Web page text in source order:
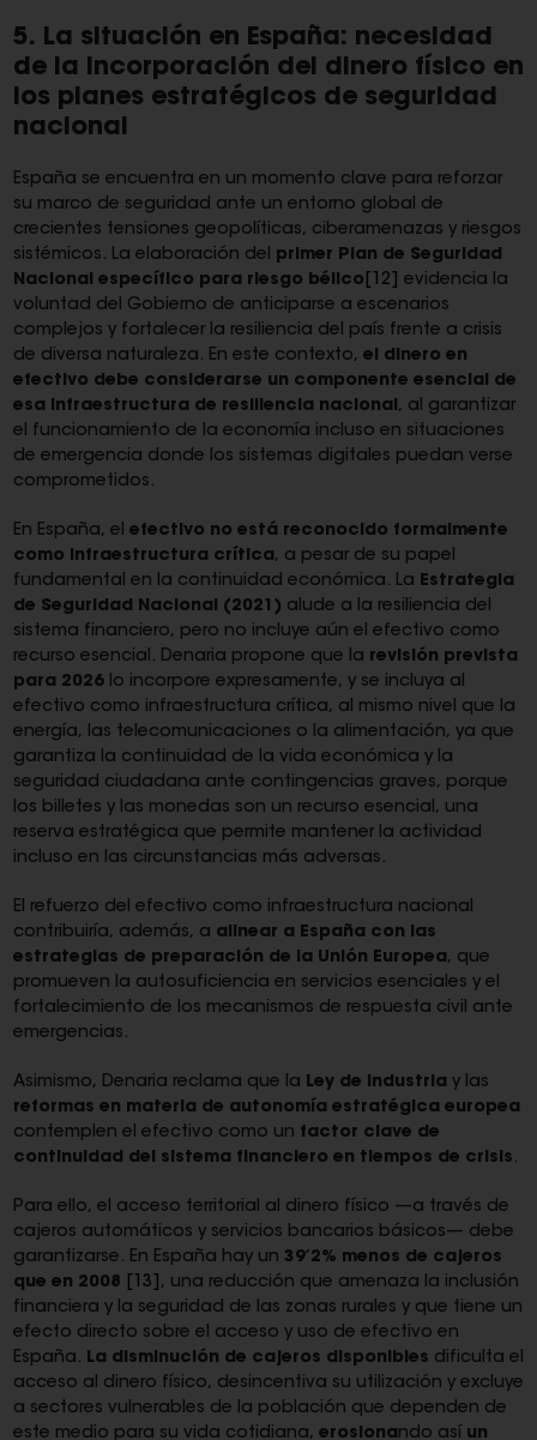
5. La situación en España: necesidad
de la incorporación del dinero físico en
los planes estratégicos de seguridad
nacional
España se encuentra en un momento clave para reforzar
su marco de seguridad ante un entorno global de
crecientes tensiones geopolíticas, ciberamenazas y riesgos
sistémicos. La elaboración del primer Plan de Seguridad
Nacional específico para riesgo bélico [12]
evidencia la
voluntad del Gobierno de anticiparse a escenarios
complejos y fortalecer la resiliencia del país frente a crisis
de diversa naturaleza. En este contexto, el dinero en
efectivo debe considerarse un componente esencial de
esa infraestructura de resiliencia nacional, al garantizar
el funcionamiento de la economía incluso en situaciones
de emergencia donde los sistemas digitales puedan verse
comprometidos.
En España, el efectivo no está reconocido formalmente
como infraestructura crítica, a pesar de su papel
fundamental en la continuidad económica. La Estrategia
de Seguridad Nacional (2021) alude a la resiliencia del
sistema financiero, pero no incluye aún el efectivo como
recurso esencial. Denaria propone que la revisión prevista
para 2026lo incorpore expresamente, y se incluya al
efectivo como infraestructura crítica, al mismo nivel que la
energía, las telecomunicaciones o la alimentación, ya que
garantiza la continuidad de la vida económica y la
seguridad ciudadana ante contingencias graves, porque
los billetes y las monedas son un recurso esencial, una
reserva estratégica que permite mantener la actividad
incluso en las circunstancias más adversas.
El refuerzo del efectivo como infraestructura nacional
contribuiría, además, a alinear a España con las
estrategias de preparación de la Unión Europea, que
promueven la autosuficiencia en servicios esenciales y el
fortalecimiento de los mecanismos de respuesta civil ante
emergencias.
Asimismo, Denaria reclama que la Ley de Industria y las
reformas en materia de autonomía estratégica europea
contemplen el efectivo como un factor clave de
continuidad del sistema financiero en tiempos de crisis .
Para ello, el acceso territorial al dinero físico —a través de
cajeros automáticos y servicios bancarios básicos— debe
garantizarse. En España hay un 39’2% menos de cajeros
que en 2008
[13]
, una reducción que amenaza la inclusión
financiera y la seguridad de las zonas rurales y que tiene un
efecto directo sobre el acceso y uso de efectivo en
España. La disminución de cajeros disponibles dificulta el
acceso al dinero físico, desincentiva su utilización y excluye
a sectores vulnerables de la población que dependen de
este medio para su vida cotidiana, erosionando así un